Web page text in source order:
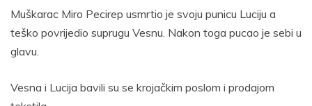
Muškarac Miro Pecirep usmrtio je svoju punicu Luciju a
teško povrijedio suprugu Vesnu. Nakon toga pucao je sebi u
glavu.
Vesna i Lucija bavili su se krojačkim poslom i prodajom